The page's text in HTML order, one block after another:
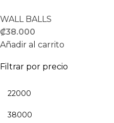
Filtrar por precio
WALL BALLS
₡38.000
Añadir al carrito